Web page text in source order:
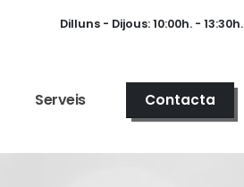
Dilluns - Dijous: 10:00h. - 13:30h.
Serveis Contacta